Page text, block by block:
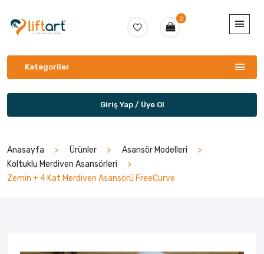
0
Kategoriler
Giriş Yap / Üye Ol
Anasayfa Ürünler
Asansör Modelleri
Koltuklu Merdiven Asansörleri
Zemin + 4 Kat Merdiven Asansörü FreeCurve